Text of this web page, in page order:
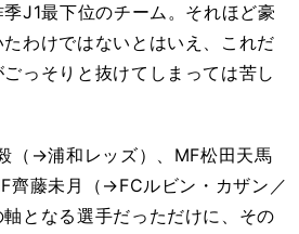
J1最下位のチーム。それほど豪
わけではないとはいえ、これだ
っそりと抜けてしまっては苦し
（→浦和レッズ）、MF松田天馬
齊藤未月（→FCルビン・カザン／
となる選手だっただけに、その